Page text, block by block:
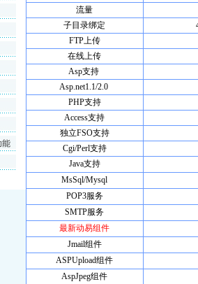
能
流量
子目录绑定
FTP上传
在线上传
Asp支持
Asp.net1.1/2.0
PHP支持
Access支持
独立FSO支持
Cgi/Perl支持
Java支持
MsSql/Mysql
POP3服务
SMTP服务
最新动易组件
Jmail组件
ASPUpload组件
AspJpeg组件